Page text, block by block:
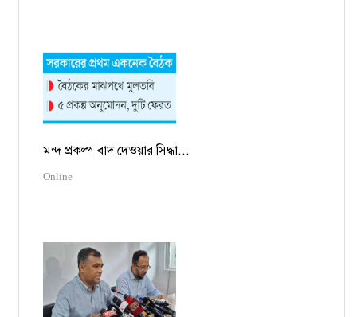
মন্দ প্রকল্প বাদ দেওয়ার সিদ্ধা...
Online